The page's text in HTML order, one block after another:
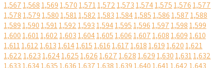
1,5671,5681,5691,5701,5711,5721,5731,5741,5751,5761,577
1,5781,5791,5801,5811,5821,5831,5841,5851,5861,5871,588
1,5891,5901,5911,5921,5931,5941,5951,5961,5971,5981,599
1,6001,6011,6021,6031,6041,6051,6061,6071,6081,6091,610
1,6111,6121,6131,6141,6151,6161,6171,6181,6191,6201,621
1,6221,6231,6241,6251,6261,6271,6281,6291,6301,6311,632